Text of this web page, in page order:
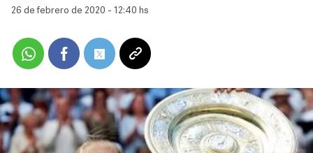
26 de febrero de 2020 - 12:40 hs